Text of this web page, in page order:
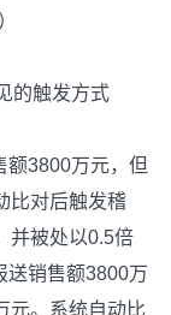
的触发方式
额3800万元，但
比对后触发稽
并被处以0.5倍
送销售额3800万
元。系统自动比